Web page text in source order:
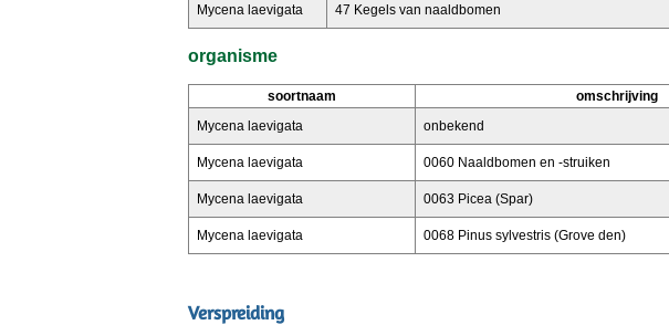
Mycena laevigata 47 Kegels van naaldbomen
organisme
soortnaam omschrijving
Mycena laevigata
onbekend
Mycena laevigata 0060 Naaldbomen en -struiken
Mycena laevigata 0063 Picea (Spar)
Mycena laevigata 0068 Pinus sylvestris (Grove den)
Verspreiding